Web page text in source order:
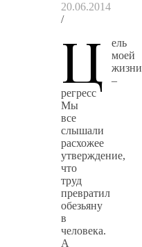
20.06.2014
/
Ц
ель
моей
жизни
–
регресс
Мы
все
слышали
расхожее
утверждение,
что
труд
превратил
обезьяну
в
человека.
А